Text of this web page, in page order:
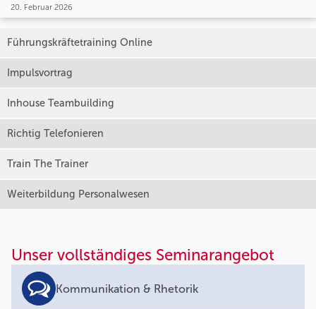
20. Februar 2026
Führungskräftetraining Online
Impulsvortrag
Inhouse Teambuilding
Richtig Telefonieren
Train The Trainer
Weiterbildung Personalwesen
Unser vollständiges Seminarangebot
Kommunikation & Rhetorik